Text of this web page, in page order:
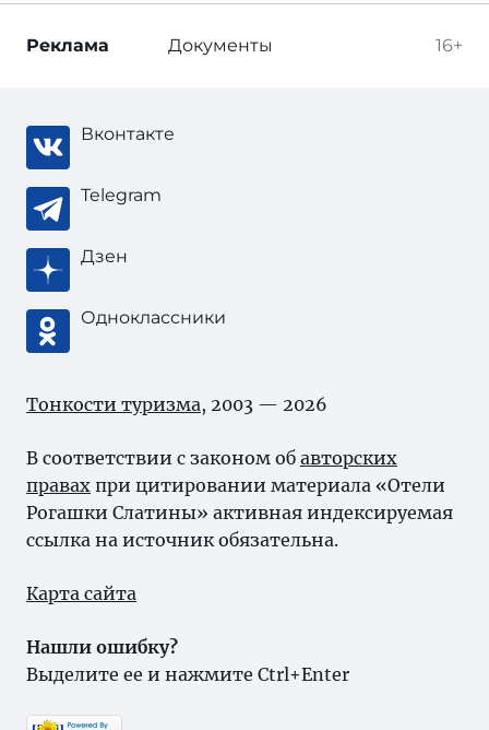
16+
Реклама Документы
Вконтакте
Telegram
Дзен
Одноклассники
Тонкости туризма, 2003 — 2026
В соответствии с законом об авторских
правах при цитировании материала «Отели
Рогашки Слатины» активная индексируемая
ссылка на источник обязательна.
Карта сайта
Нашли ошибку?
Выделите ее и нажмите Ctrl+Enter